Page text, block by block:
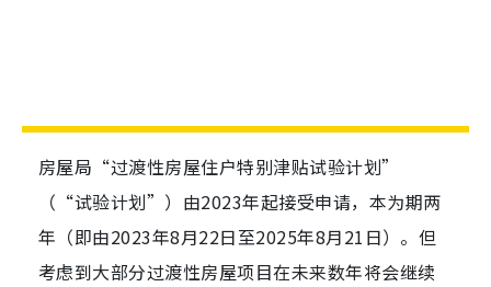
房屋局“过渡性房屋住户特别津贴试验计划”
（“试验计划”）由2023年起接受申请，本为期两
年（即由2023年8月22日至2025年8月21日）。但
考虑到大部分过渡性房屋项目在未来数年将会继续